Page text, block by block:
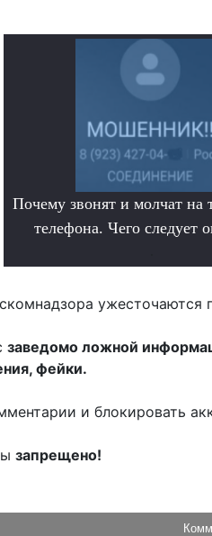
Почему звонят и молчат на
телефона. Чего следует
ужесточаются
заведомо ложной
фейки.
и блокировать
запрещено!